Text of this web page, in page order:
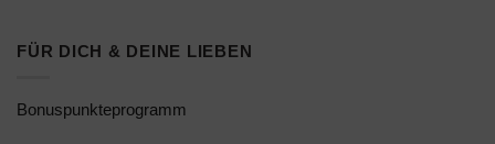
FÜR DICH & DEINE LIEBEN
Bonuspunkteprogramm